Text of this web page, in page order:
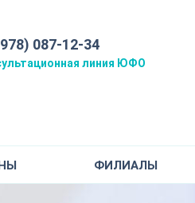
087-12-34
линия ЮФО
ФИЛИАЛЫ